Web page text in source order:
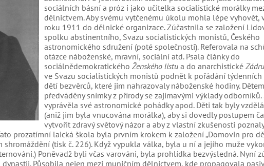
sociálních básní a próz i jako učitelka socialistické morálky
dělnictvem. Aby svému vytčenému úkolu mohla lépe vyhovět,
roku 1911 do dělnické organizace. Zúčastnila se založení
spolku abstinentního, Svazu socialistických monistů, Českého
astronomického sdružení (poté společnosti). Referovala na
otázce náboženské, mravní, sociální atd. Psala články do
sociálnědemokratického Ženského listua do anarchistické
ve Svazu socialistických monistů podnět k pořádání týdenních
dětí bezvěrců, které jim nahrazovaly náboženské hodiny.
předváděny snímky z přírody se zajímavými výklady odborníků.
vyprávěla své astronomické pohádky apod. Děti tak byly
(aniž jim byla vnucována morálka), aby si dovedly postupem
vytvořit zdravý světový názor a aby z vlastní zkušenosti poznaly
prozatímní laická škola byla prvním krokem k založení „Domovin pro
(tisk č. 226). Když vypukla válka, byla u ní a jejího muže
Poněvadž byli včas varováni, byla prohlídka bezvýsledná. Nyní
Působila nejen mezi muničním dělnictvem, kde propagovala